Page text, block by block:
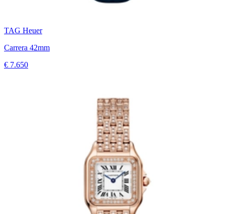
TAG Heuer
Carrera 42mm
€ 7.650